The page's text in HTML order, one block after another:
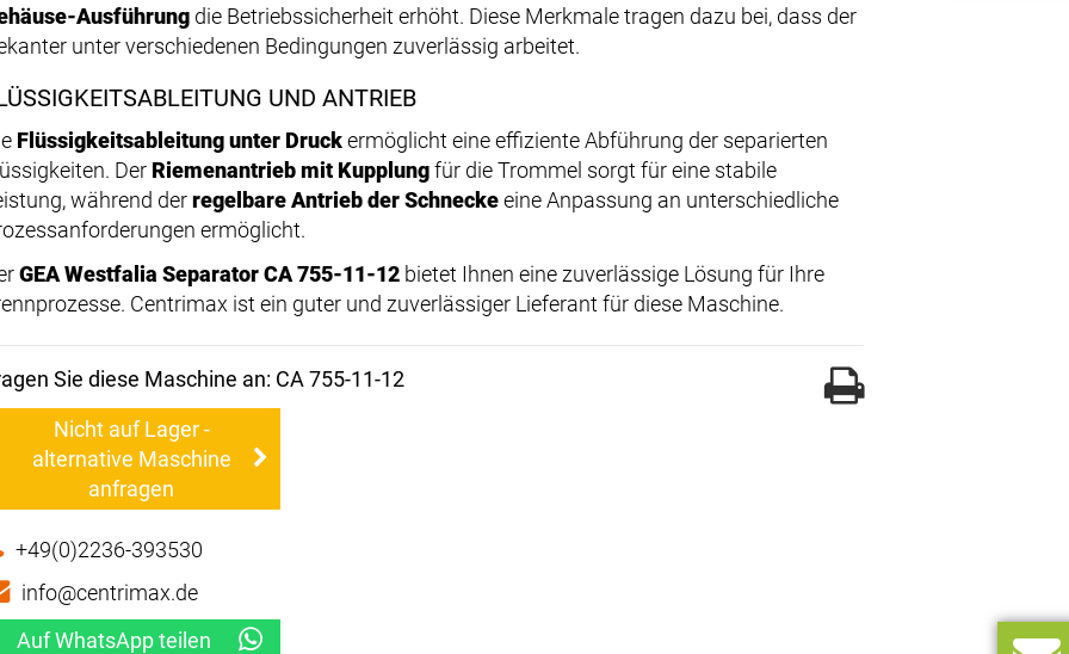
Ausführung die Betriebssicherheit erhöht. Diese Merkmale tragen dazu bei, dass der
unter verschiedenen Bedingungen zuverlässig arbeitet.
UND ANTRIEB
Flüssigkeitsableitung unter Druckermöglicht eine effiziente Abführung der separierten
Der Riemenantrieb mit Kupplungfür die Trommel sorgt für eine stabile
während derregelbare Antrieb der Schneckeeine Anpassung an unterschiedliche
ermöglicht.
GEA Westfalia Separator CA 755-11-12 bietet Ihnen eine zuverlässige Lösung für Ihre
Centrimax ist ein guter und zuverlässiger Lieferant für diese Maschine.
Sie diese Maschine an: CA 755-11-12
Nicht auf Lager -
alternative Maschine
anfragen
+49(0)2236-393530
info@centrimax.de
Auf WhatsApp teilen